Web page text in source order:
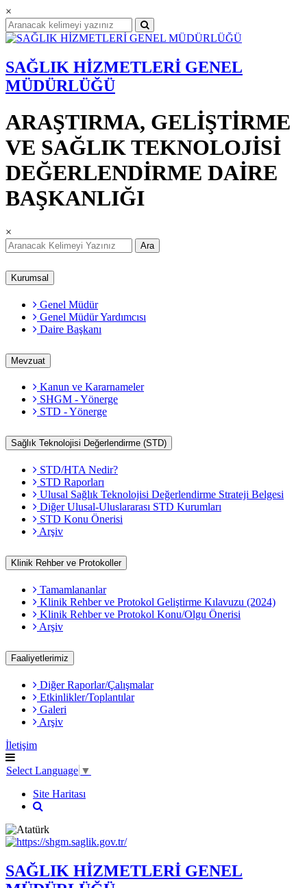
×
SAĞLIK HİZMETLERİ GENEL
MÜDÜRLÜĞÜ
ARAŞTIRMA, GELİŞTİRME
VE SAĞLIK TEKNOLOJİSİ
DEĞERLENDİRME DAİRE
BAŞKANLIĞI
×
Ara
Kurumsal
Genel Müdür
Genel Müdür Yardımcısı
Daire Başkanı
Mevzuat
Kanun ve Kararnameler
SHGM - Yönerge
STD - Yönerge
Sağlık Teknolojisi Değerlendirme (STD)
STD/HTA Nedir?
STD Raporları
Ulusal Sağlık Teknolojisi Değerlendirme Strateji Belgesi
Diğer Ulusal-Uluslararası STD Kurumları
STD Konu Önerisi
Arşiv
Klinik Rehber ve Protokoller
Tamamlananlar
Klinik Rehber ve Protokol Geliştirme Kılavuzu (2024)
Klinik Rehber ve Protokol Konu/Olgu Önerisi
Arşiv
Faaliyetlerimiz
Diğer Raporlar/Çalışmalar
Etkinlikler/Toplantılar
Galeri
Arşiv
İletişim
Select Language ▼
Site Haritası
SAĞLIK HİZMETLERİ GENEL